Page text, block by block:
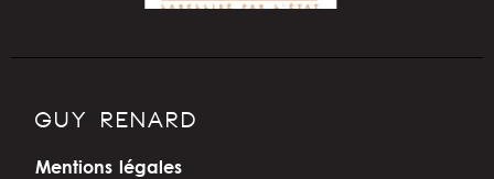
GUY RENARD
Mentions légales